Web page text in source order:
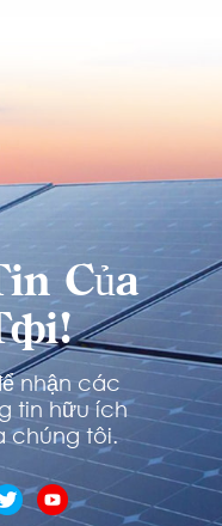
Của
nhận các
tin hữu ích
chúng tôi.